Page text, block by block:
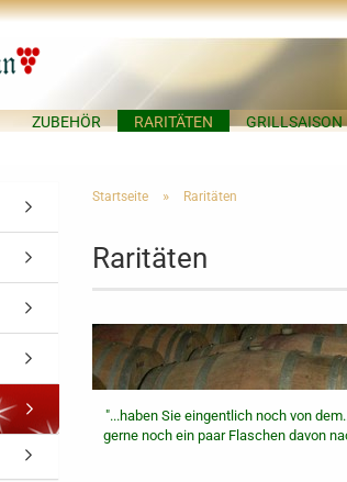
ZUBEHÖR RARITÄTEN GRILLSAISON
Startseite » Raritäten
Raritäten
"...haben Sie eingentlich noch von
gerne noch ein paar Flaschen davon